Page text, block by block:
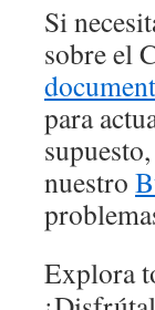
Si
sobre el
para
nuestro
Explora